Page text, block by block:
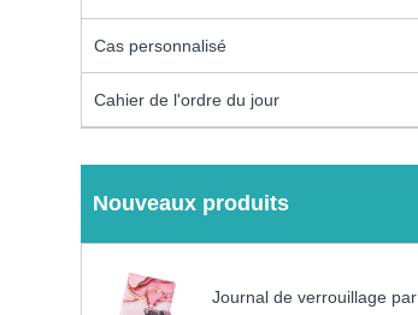
Cas personnalisé
Cahier de l'ordre du jour
Nouveaux produits
Journal de verrouillage par